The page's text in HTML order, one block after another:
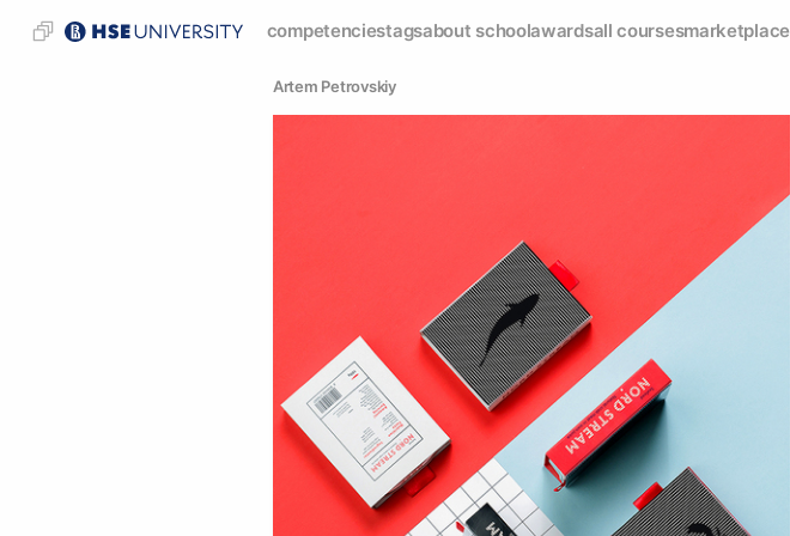
competenciestagsabout schoolawardsall coursesmarketplace
Artem Petrovskiy